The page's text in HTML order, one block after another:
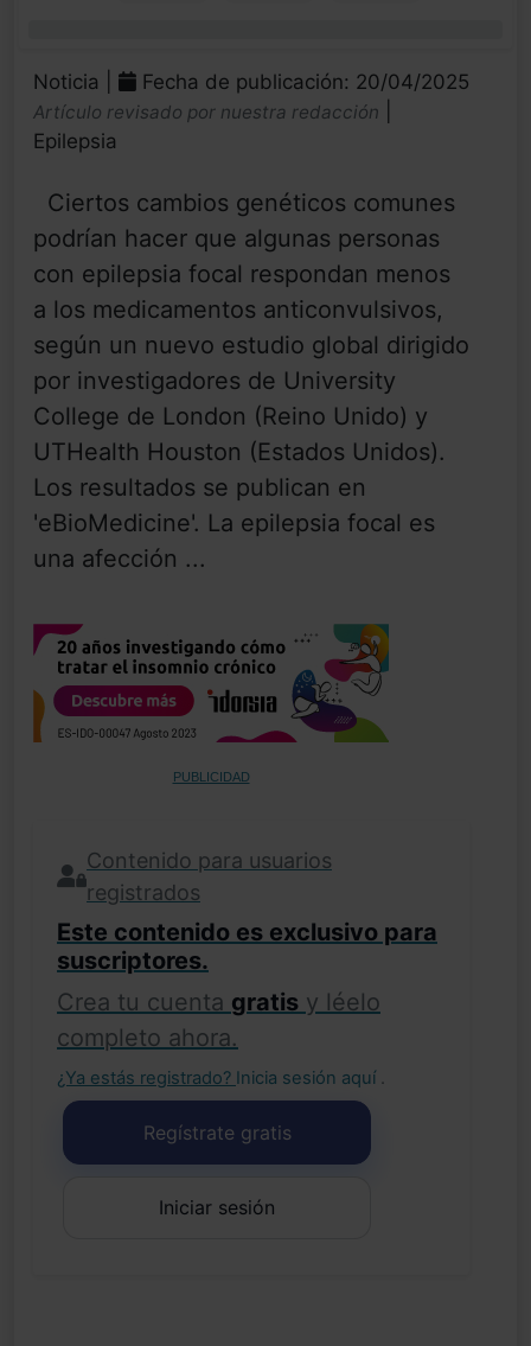
Noticia | Fecha de publicación: 20/04/2025
Artículo revisado por nuestra redacción
Epilepsia
Ciertos cambios genéticos comunes
podrían hacer que algunas personas
con epilepsia focal respondan menos
a los medicamentos anticonvulsivos,
según un nuevo estudio global dirigido
por investigadores de University
College de London (Reino Unido) y
UTHealth Houston (Estados Unidos).
Los resultados se publican en
'eBioMedicine'. La epilepsia focal es
una afección ...
PUBLICIDAD
Contenido para usuarios
registrados
Este contenido es exclusivo para
suscriptores.
Crea tu cuenta gratis y léelo
completo ahora.
¿Ya estás registrado? Inicia sesión aquí .
Regístrate gratis
Iniciar sesión